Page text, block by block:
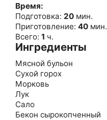
Время:
Подготовка: 20 мин.
Приготовление: 40 мин.
Всего: 1 ч.
Ингредиенты
Мясной бульон
Сухой горох
Морковь
Лук
Сало
Бекон сырокопченный